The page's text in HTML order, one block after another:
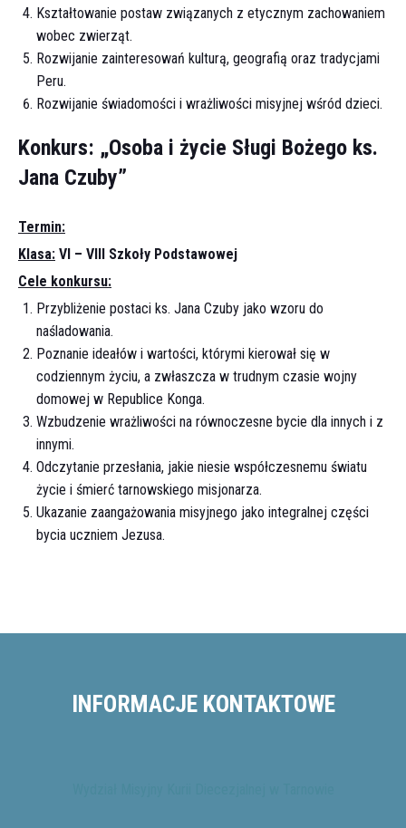
Kształtowanie postaw związanych z etycznym zachowaniem
wobec zwierząt.
Rozwijanie zainteresowań kulturą, geografią oraz tradycjami
Peru.
Rozwijanie świadomości i wrażliwości misyjnej wśród dzieci.
Konkurs: „Osoba i życie Sługi Bożego ks.
Jana Czuby”
Termin:
Klasa: VI – VIII Szkoły Podstawowej
Cele konkursu:
Przybliżenie postaci ks. Jana Czuby jako wzoru do
naśladowania.
Poznanie ideałów i wartości, którymi kierował się w
codziennym życiu, a zwłaszcza w trudnym czasie wojny
domowej w Republice Konga.
Wzbudzenie wrażliwości na równoczesne bycie dla innych i z
innymi.
Odczytanie przesłania, jakie niesie współczesnemu światu
życie i śmierć tarnowskiego misjonarza.
Ukazanie zaangażowania misyjnego jako integralnej części
bycia uczniem Jezusa.
INFORMACJE KONTAKTOWE